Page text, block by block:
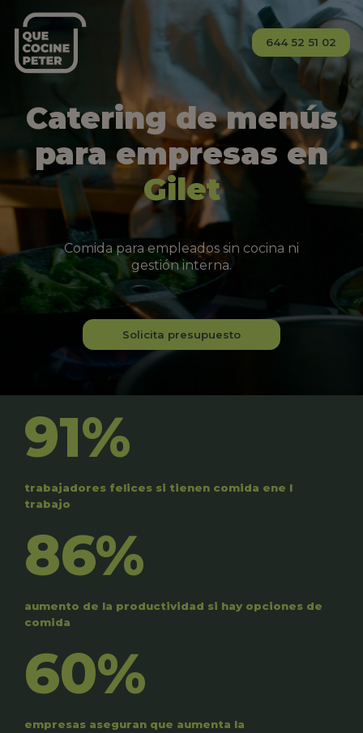
644 52 51 02
Catering de menús
para empresas en
Gilet
Comida para empleados sin cocina ni
gestión interna.
Solicita presupuesto
91%
trabajadores felices si tienen comida ene l
trabajo
86%
aumento de la productividad si hay opciones de
comida
60%
empresas aseguran que aumenta la